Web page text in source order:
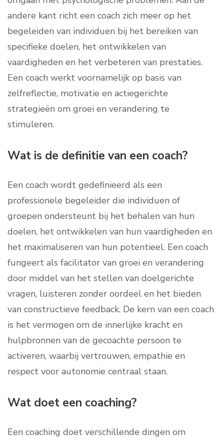
andere kant richt een coach zich meer op het
begeleiden van individuen bij het bereiken van
specifieke doelen, het ontwikkelen van
vaardigheden en het verbeteren van prestaties.
Een coach werkt voornamelijk op basis van
zelfreflectie, motivatie en actiegerichte
strategieën om groei en verandering te
stimuleren.
Wat is de definitie van een coach?
Een coach wordt gedefinieerd als een
professionele begeleider die individuen of
groepen ondersteunt bij het behalen van hun
doelen, het ontwikkelen van hun vaardigheden en
het maximaliseren van hun potentieel. Een coach
fungeert als facilitator van groei en verandering
door middel van het stellen van doelgerichte
vragen, luisteren zonder oordeel en het bieden
van constructieve feedback. De kern van een coach
is het vermogen om de innerlijke kracht en
hulpbronnen van de gecoachte persoon te
activeren, waarbij vertrouwen, empathie en
respect voor autonomie centraal staan.
Wat doet een coaching?
Een coaching doet verschillende dingen om